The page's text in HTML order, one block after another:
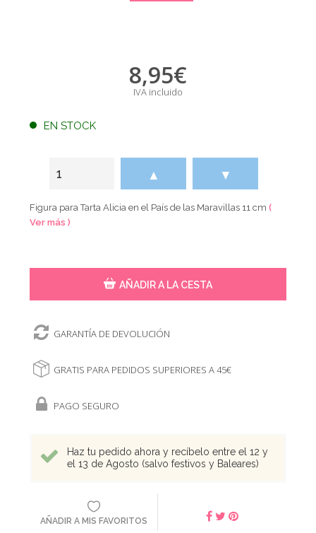
8,95€
IVA incluido
EN STOCK
▲ ▼
Figura para Tarta Alicia en el País de las Maravillas 11 cm(
Ver más )
AÑADIR A LA CESTA
GARANTÍA DE DEVOLUCIÓN
GRATIS PARA PEDIDOS SUPERIORES A 45€
PAGO SEGURO
Haz tu pedido ahora y recíbelo entre el 12 y
el 13 de Agosto (salvo festivos y Baleares)
AÑADIR A MIS FAVORITOS